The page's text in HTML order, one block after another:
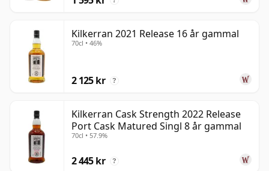
Kilkerran 2021 Release 16 år gammal
70cl • 46%
2 125 kr ?
Kilkerran Cask Strength 2022 Release
Port Cask Matured Singl 8 år gammal
70cl • 57.9%
2 445 kr ?